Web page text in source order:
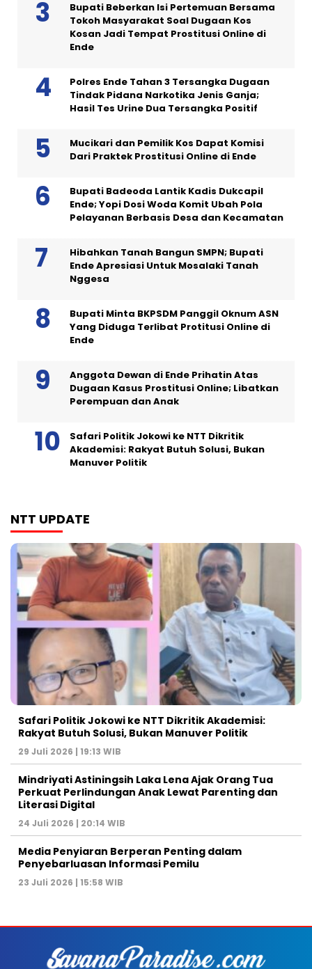
Bupati Beberkan Isi Pertemuan Bersama
Tokoh Masyarakat Soal Dugaan Kos
Kosan Jadi Tempat Prostitusi Online di
Ende
Polres Ende Tahan 3 Tersangka Dugaan
Tindak Pidana Narkotika Jenis Ganja;
Hasil Tes Urine Dua Tersangka Positif
Mucikari dan Pemilik Kos Dapat Komisi
Dari Praktek Prostitusi Online di Ende
Bupati Badeoda Lantik Kadis Dukcapil
Ende; Yopi Dosi Woda Komit Ubah Pola
Pelayanan Berbasis Desa dan Kecamatan
Hibahkan Tanah Bangun SMPN; Bupati
Ende Apresiasi Untuk Mosalaki Tanah
Nggesa
Bupati Minta BKPSDM Panggil Oknum ASN
Yang Diduga Terlibat Protitusi Online di
Ende
Anggota Dewan di Ende Prihatin Atas
Dugaan Kasus Prostitusi Online; Libatkan
Perempuan dan Anak
Safari Politik Jokowi ke NTT Dikritik
Akademisi: Rakyat Butuh Solusi, Bukan
Manuver Politik
NTT UPDATE
Safari Politik Jokowi ke NTT Dikritik Akademisi:
Rakyat Butuh Solusi, Bukan Manuver Politik
29 Juli 2026 | 19:13 WIB
Mindriyati Astiningsih Laka Lena Ajak Orang Tua
Perkuat Perlindungan Anak Lewat Parenting dan
Literasi Digital
24 Juli 2026 | 20:14 WIB
Media Penyiaran Berperan Penting dalam
Penyebarluasan Informasi Pemilu
23 Juli 2026 | 15:58 WIB